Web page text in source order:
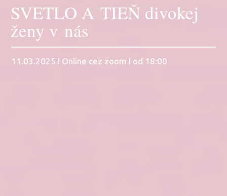
SVETLO A TIEŇ divokej
ženy v nás
11.03.2025 I Online cez zoom I od 18:00